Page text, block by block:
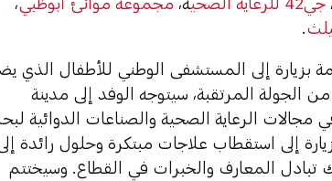
.
إلى المستشفى الوطني للأطفال الذي
الجولة المرتقبة، سيتوجه الوفد إلى مدينة
الرعاية الصحية والصناعات الدوائية
إلى استقطاب علاجات مبتكرة وحلول رائدة
تبادل المعارف والخبرات في القطاع. وسيختتم